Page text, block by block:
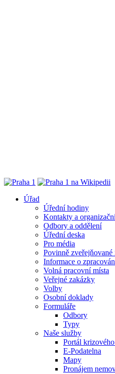
Úřad
Úřední hodiny
Kontakty a
Odbory a oddělení
Úřední deska
Pro média
Povinně zveřejňované
Informace o
Volná pracovní místa
Veřejné zakázky
Volby
Osobní doklady
Formuláře
Odbory
Typy
Naše služby
Portál
E-Podatelna
Mapy
Pronájem